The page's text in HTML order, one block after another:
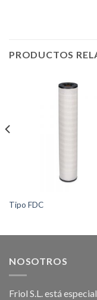
PRODUCTOS
Tipo FDC
NOSOTROS
Friol S.L. está